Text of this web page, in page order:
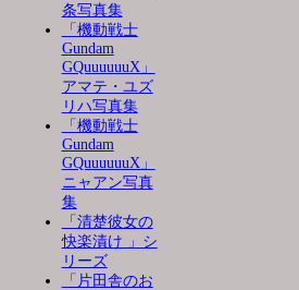
条写真集
「機動戦士
Gundam
GQuuuuuuX」
アマテ・ユズ
リハ写真集
「機動戦士
Gundam
GQuuuuuuX」
ニャアン写真
集
「清楚彼女の
快楽漬け 」シ
リーズ
「片田舎のお